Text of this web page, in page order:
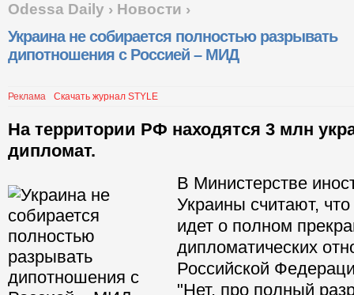
Odessa Daily › Новости ›
Украина не собирается полностью разрывать
дипотношения с Россией – МИД
Реклама Скачать журнал STYLE
На территории РФ находятся 3 млн
дипломат.
В Министерстве
Украины считают,
идет о полном
дипломатических
Российской
"Нет, про полный